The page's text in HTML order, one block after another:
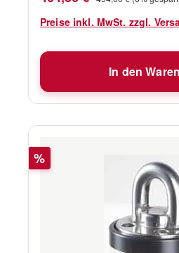
Preise inkl. MwSt. zzgl.
In den
Rabatt
%